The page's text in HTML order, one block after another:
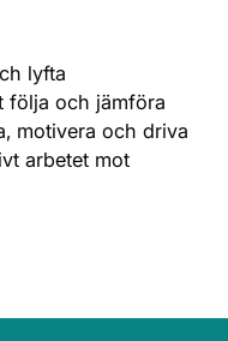
lyfta
följa och jämföra
motivera och driva
arbetet mot